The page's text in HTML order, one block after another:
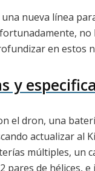
nueva línea
en estos
y
el dron, una
actualizar al
múltiples, un
pares de hélices,